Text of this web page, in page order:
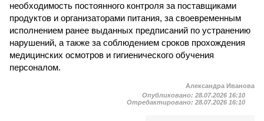
необходимость постоянного контроля за поставщиками
продуктов и организаторами питания, за своевременным
исполнением ранее выданных предписаний по устранению
нарушений, а также за соблюдением сроков прохождения
медицинских осмотров и гигиенического обучения
персоналом.
Александра Иванова
Опубликовано: 28.07.2026 16:10
Отредактировано: 28.07.2026 16:10